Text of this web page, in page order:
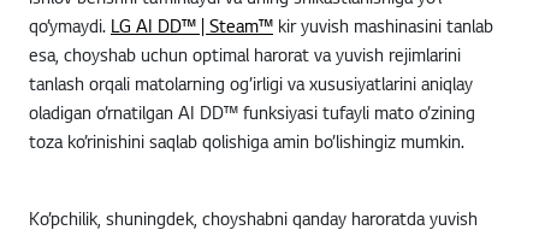
qo’ymaydi. LG AI DD™ | Steam™ kir yuvish mashinasini tanlab
esa, choyshab uchun optimal harorat va yuvish rejimlarini
tanlash orqali matolarning og’irligi va xususiyatlarini aniqlay
oladigan o’rnatilgan AI DD™ funksiyasi tufayli mato o’zining
toza ko’rinishini saqlab qolishiga amin bo’lishingiz mumkin.
Ko’pchilik, shuningdek, choyshabni qanday haroratda yuvish